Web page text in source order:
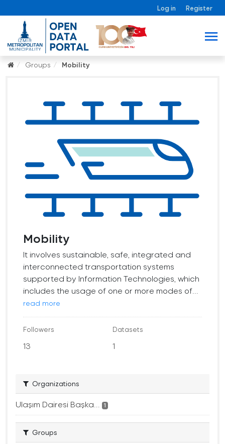
Log in Register
Groups Mobility
Mobility
It involves sustainable, safe, integrated and
interconnected transportation systems
supported by Information Technologies, which
includes the usage of one or more modes of...
read more
Followers
13
Datasets
1
Organizations
Ulaşım Dairesi Başka... 1
Groups